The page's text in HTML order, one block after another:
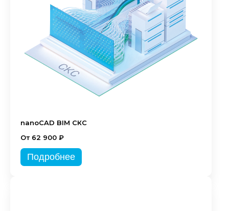
nanoCAD BIM СКС
От 62 900 ₽
Подробнее